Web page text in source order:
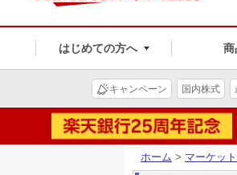
はじめての方へ 商
キャンペーン 国内株式
ホーム > マーケッ